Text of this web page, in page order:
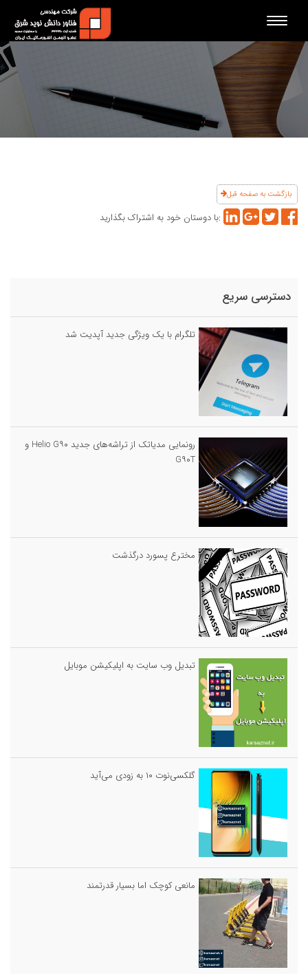
Toggle
navigation
بازگشت به صفحه قبل
با دوستان خود به اشتراک بگذارید:
دسترسی سریع
تلگرام با یک ویژگی جدید آپدیت شد
رونمایی مدیاتک از تراشه‌های جدید Helio G۹۰ و
G۹۰T
مخترع پسورد درگذشت
تبدیل وب سایت به اپلیکیشن موبایل
گلکسی‌نوت ۱۰ به زودی می‌آید
مانعی کوچک اما بسیار قدرتمند